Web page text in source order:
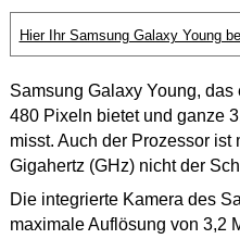
Hier Ihr Samsung Galaxy Young
Samsung Galaxy Young,
480 Pixeln bietet und ganze
misst. Auch der Prozessor ist
Gigahertz (GHz) nicht der
Die integrierte Kamera des
maximale Auflösung von 3,2